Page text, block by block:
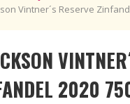
Vintner´s Reserve
2020